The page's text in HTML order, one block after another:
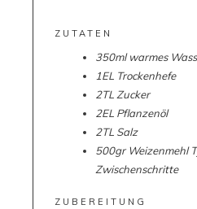
ZUTATEN
350ml warmes
1EL Trockenhefe
2TL Zucker
2EL Pflanzenöl
2TL Salz
500gr Weizenmehl
Zwischenschritte
ZUBEREITUNG